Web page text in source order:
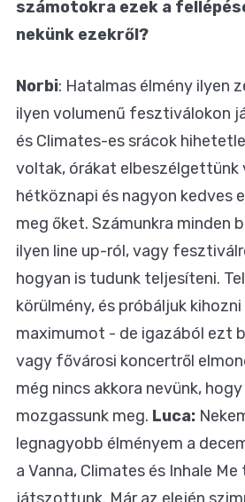
számotokra ezek a
nekünk ezekről?
Norbi: Hatalmas élmény ilyen
ilyen volumenű fesztiválokon
és Climates-es srácok
voltak, órákat elbeszélgettünk
hétköznapi és nagyon kedves
meg őket. Számunkra minden
ilyen line up-ról, vagy
hogyan is tudunk teljesíteni.
körülmény, és próbáljuk
maximumot - de igazából ezt
vagy fővárosi koncertről
még nincs akkora nevünk,
mozgassunk meg. Luca:
legnagyobb élményem a
a Vanna, Climates és Inhale